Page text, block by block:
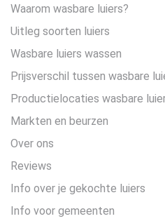
Waarom wasbare luiers?
Uitleg soorten luiers
Wasbare luiers wassen
Prijsverschil tussen wasbare
Productielocaties wasbare
Markten en beurzen
Over ons
Reviews
Info over je gekochte luiers
Info voor gemeenten